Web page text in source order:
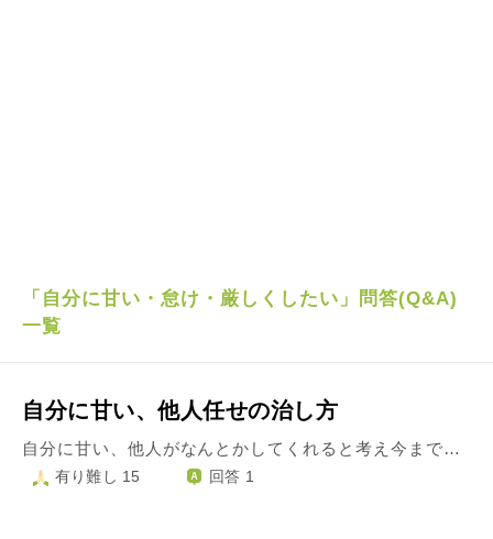
「自分に甘い・怠け・厳しくしたい」問答(Q&A)
一覧
自分に甘い、他人任せの治し方
自分に甘い、他人がなんとかしてくれると考え今まで人生を過ごしてきました。 仕事でのミスが多く指摘されてメモは取るもののミスを重ねる。職場にも迷惑をかけ続け、「なぜ私はこんなにダメなんだろう」と落ちこむ。そして職場で孤立しいづらくなり退職する。このようなパターンを何度も繰り返してきました。 現在の職場に3年勤めていますが同じようなパターンになっており、上司からも退職勧奨されております。 新型コロナの影響で自分と向き合う時間ができ、自分を見つめ直し、冒頭のことに気がつきました。 今後生活のために仕事はしなければならない、そのためにはいい加減同じパターンで退職することをやめたい。そのためにはどうしたらいいのか考えておりますが、策が見出せずにいます。どうしたらいいのでしょうか。 また自分に甘い事を言っているのでは、とうすうす感じております。どうぞ厳しいご意見も含めて何かお言葉をいただけたら、と思っております。
有り難し 15 回答 1